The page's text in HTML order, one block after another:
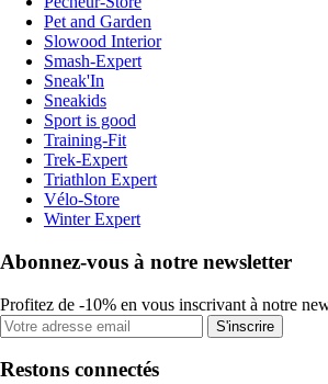
Pet and Garden
Slowood Interior
Smash-Expert
Sneak'In
Sneakids
Sport is good
Training-Fit
Trek-Expert
Triathlon Expert
Vélo-Store
Winter Expert
Abonnez-vous à notre newsletter
Profitez de -10% en vous inscrivant à notre
S'inscrire
Restons connectés